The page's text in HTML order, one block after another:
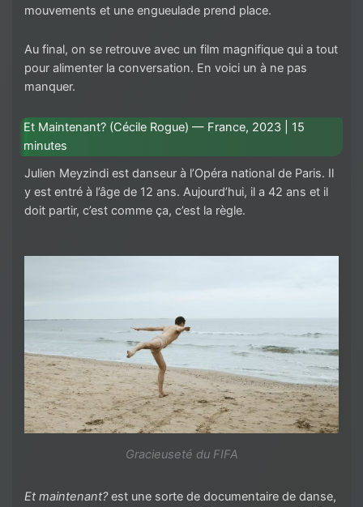
mouvements et une engueulade prend place.
Au final, on se retrouve avec un film magnifique qui a tout
pour alimenter la conversation. En voici un à ne pas
manquer.
Et Maintenant? (Cécile Rogue) — France, 2023 | 15
minutes
Julien Meyzindi est danseur à l’Opéra national de Paris. Il
y est entré à l’âge de 12 ans. Aujourd’hui, il a 42 ans et il
doit partir, c’est comme ça, c’est la règle.
Gracieuseté du FIFA
Et maintenant?est une sorte de documentaire de danse,